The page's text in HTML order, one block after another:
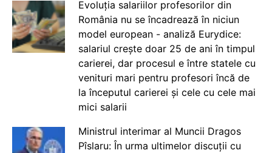
Evoluția salariilor profesorilor din
România nu se încadrează în niciun
model european - analiză Eurydice:
salariul crește doar 25 de ani în timpul
carierei, dar procesul e între statele cu
venituri mari pentru profesori încă de
la începutul carierei și cele cu cele mai
mici salarii
Ministrul interimar al Muncii Dragos
Pîslaru: În urma ultimelor discuții cu